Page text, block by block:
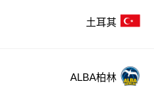
土耳其
ALBA柏林